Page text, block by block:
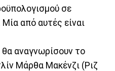
σε
από αυτές είναι
αναγνωρίσουν το
Μάρθα Μακένζι (Ριζ